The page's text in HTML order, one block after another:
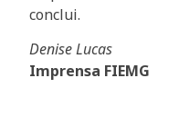
conclui.
Denise Lucas
Imprensa FIEMG